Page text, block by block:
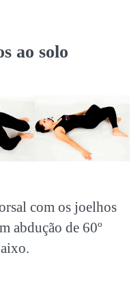
ao solo
com os joelhos
abdução de 60º